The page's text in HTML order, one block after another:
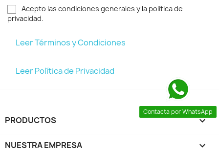
Acepto las condiciones generales y la política de
privacidad.
Leer Términos y Condiciones
Leer Política de Privacidad
PRODUCTOS 
NUESTRA EMPRESA 
Contacta por WhatsApp